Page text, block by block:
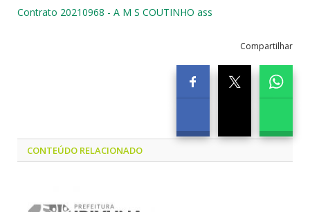
Contrato 20210968 - A M S COUTINHO ass
Compartilhar
CONTEÚDO RELACIONADO